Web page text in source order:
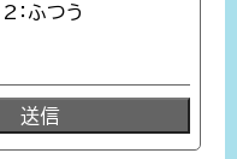
2：ふつう